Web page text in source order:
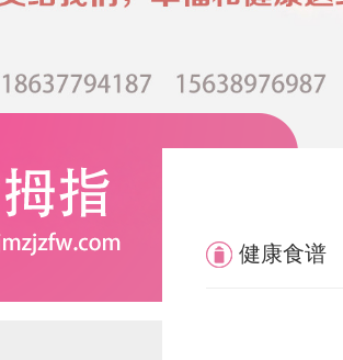
健康食谱